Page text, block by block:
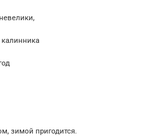
калинника
зимой пригодится.